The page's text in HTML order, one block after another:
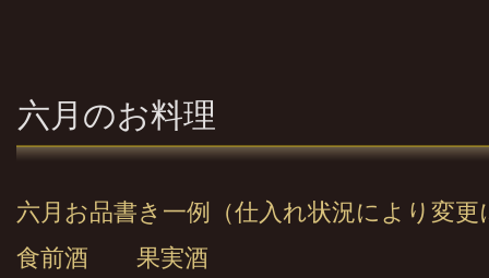
六月のお料理
六月お品書き一例（仕入れ状況により変
食前酒 果実酒